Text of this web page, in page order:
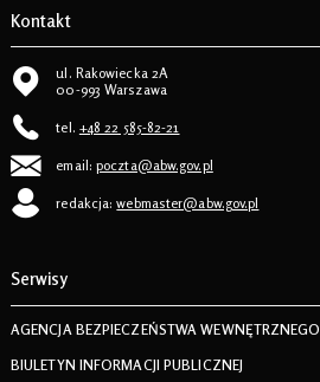
Kontakt
ul. Rakowiecka 2A
00-993 Warszawa
tel. +48 22 585-82-21
email:poczta@abw.gov.pl
redakcja:webmaster@abw.gov.pl
Serwisy
AGENCJA BEZPIECZEŃSTWA WEWNĘTRZNEGO
BIULETYN INFORMACJI PUBLICZNEJ